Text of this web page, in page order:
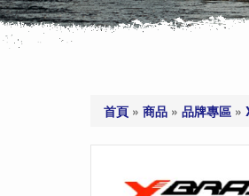
首頁 » 商品 » 品牌專區 »